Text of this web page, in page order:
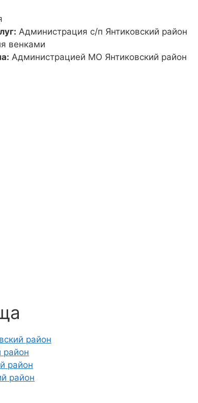
Администрация с/п Янтиковский район
венками
Администрацией МО Янтиковский район
район
район
район
район